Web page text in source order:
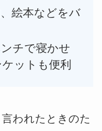
絵本などをバ
チで寝かせ
ットも便利
言われたときのた